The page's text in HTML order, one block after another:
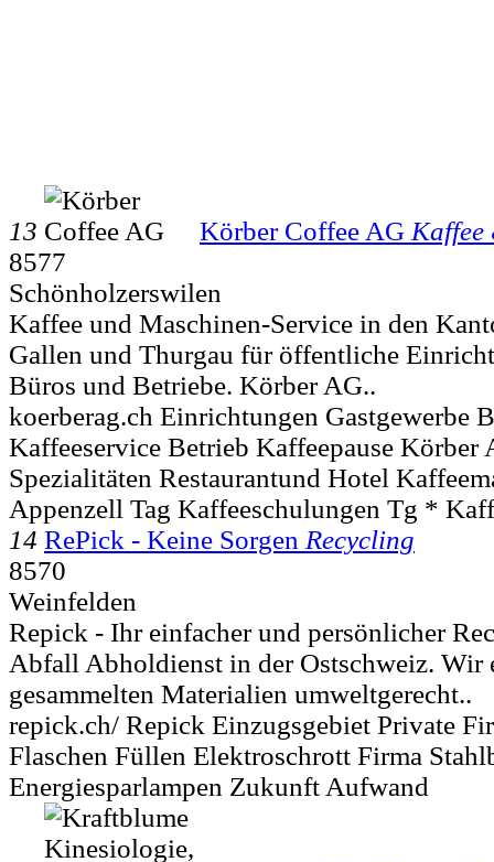
13 Körber Coffee AG Kaffee
8577
Schönholzerswilen
Kaffee und Maschinen-Service in den
Gallen und Thurgau für öffentliche
Büros und Betriebe. Körber AG..
koerberag.ch Einrichtungen Gastgewerbe
Kaffeeservice Betrieb Kaffeepause Körber
Spezialitäten Restaurantund Hotel
Appenzell Tag Kaffeeschulungen Tg *
14 RePick - Keine Sorgen Recycling
8570
Weinfelden
Repick - Ihr einfacher und persönlicher
Abfall Abholdienst in der Ostschweiz. Wir
gesammelten Materialien umweltgerecht..
repick.ch/ Repick Einzugsgebiet Private
Flaschen Füllen Elektroschrott Firma
Energiesparlampen Zukunft Aufwand